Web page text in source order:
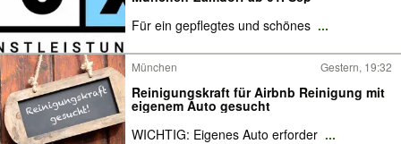
Für ein gepflegtes und schönes ...
München Gestern, 19:32
Reinigungskraft für Airbnb Reinigung mit
eigenem Auto gesucht
WICHTIG: Eigenes Auto erforder ...